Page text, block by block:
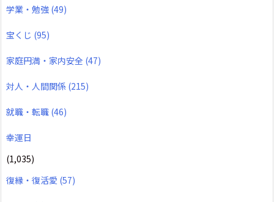
学業・勉強 (49)
宝くじ (95)
家庭円満・家内安全 (47)
対人・人間関係 (215)
就職・転職 (46)
幸運日
(1,035)
復縁・復活愛 (57)